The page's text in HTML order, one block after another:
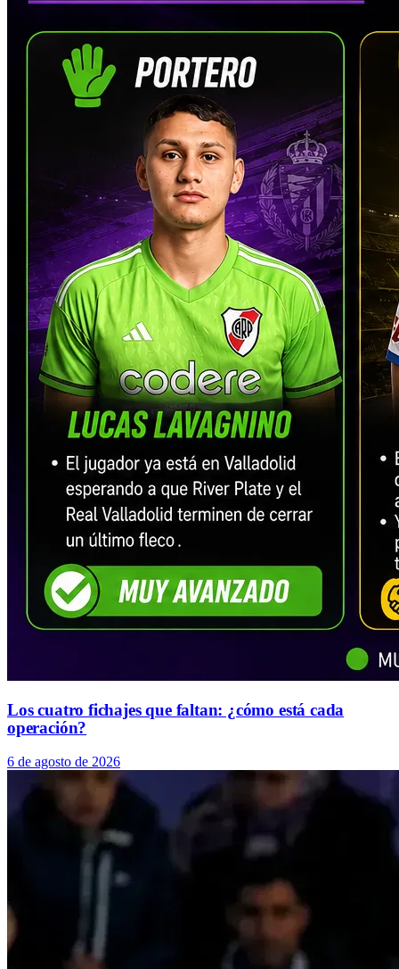
Los cuatro fichajes que faltan: ¿cómo está cada
operación?
6 de agosto de 2026